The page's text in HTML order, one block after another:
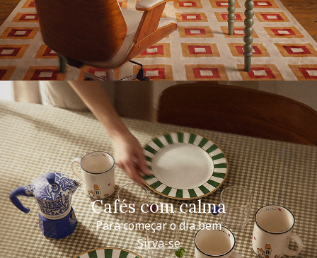
Cafés com calma
Para começar o dia bem
Sirva-se